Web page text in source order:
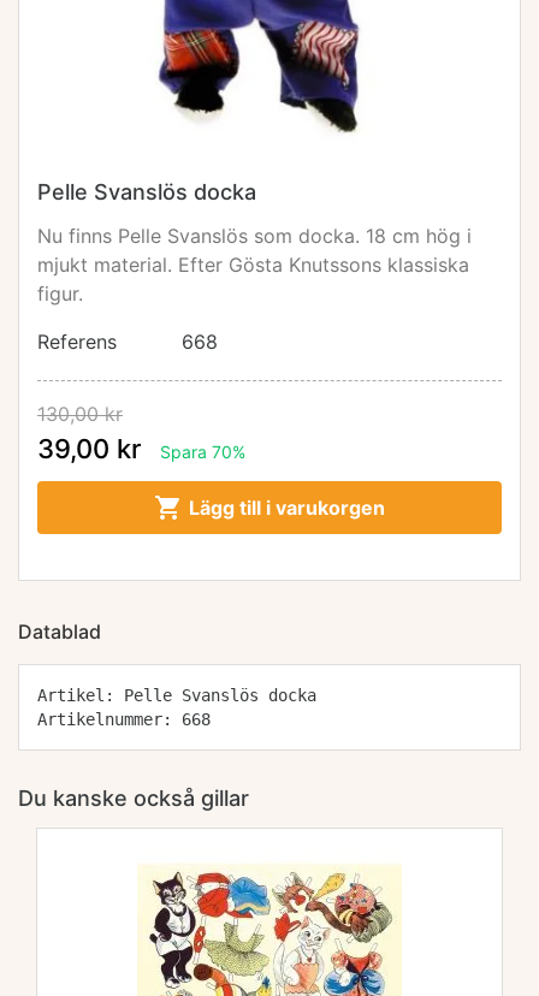
Pelle Svanslös docka
Nu finns Pelle Svanslös som docka. 18 cm hög i
mjukt material. Efter Gösta Knutssons klassiska
figur.
Referens
668
130,00 kr
39,00 kr Spara 70%
 Lägg till i varukorgen
Datablad
Artikel: Pelle Svanslös docka
Artikelnummer: 668
Du kanske också gillar